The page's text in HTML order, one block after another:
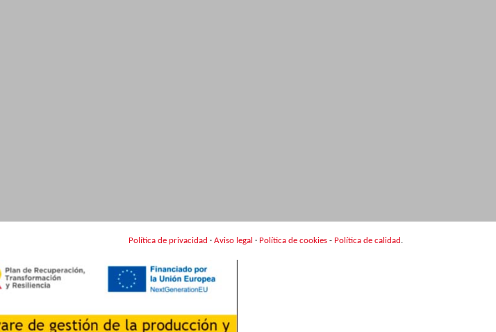
Política de privacidad · Aviso legal · Política de cookies- Política de calidad .